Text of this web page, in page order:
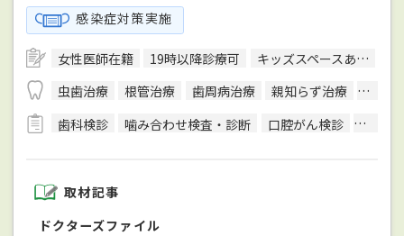
感染症対策実施
女性医師在籍 19時以降診療可 キッズスペースあり
虫歯治療
根管治療 歯周病治療 親知らず治療
顎関
歯科検診
噛み合わせ検査・診断 口腔がん検診 唾液検
取材記事
ドクターズファイル